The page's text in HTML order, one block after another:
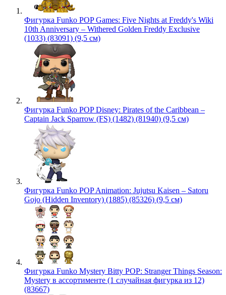
Фигурка Funko POP Games: Five Nights at Freddy's Wiki
10th Anniversary – Withered Golden Freddy Exclusive
(1033) (83091) (9,5 см)
Фигурка Funko POP Disney: Pirates of the Caribbean –
Captain Jack Sparrow (FS) (1482) (81940) (9,5 см)
Фигурка Funko POP Animation: Jujutsu Kaisen – Satoru
Gojo (Hidden Inventory) (1885) (85326) (9,5 см)
Фигурка Funko Mystery Bitty POP: Stranger Things Season:
Mystery в ассортименте (1 случайная фигурка из 12)
(83667)